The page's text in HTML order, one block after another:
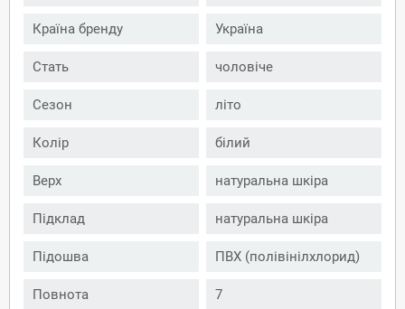
Країна бренду Україна
Стать чоловіче
Сезон літо
Колір білий
Верх натуральна шкіра
Підклад натуральна шкіра
Підошва ПВХ (полівінілхлорид)
Повнота 7